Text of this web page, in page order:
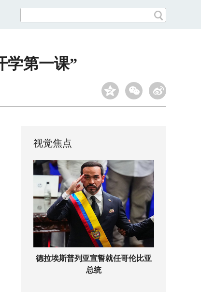
学第一课”
视觉焦点
德拉埃斯普列亚宣誓就任哥伦比亚
总统